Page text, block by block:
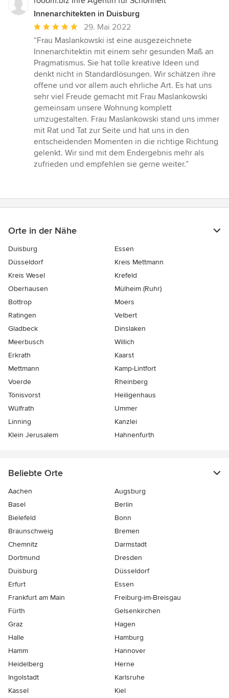
Innenarchitekten in Duisburg
Durchschnittliche
Bewertung:
5
von
5
Sternen
29. Mai 2022
“Frau Maslankowski ist eine ausgezeichnete
Innenarchitektin mit einem sehr gesunden Maß an
Pragmatismus. Sie hat tolle kreative Ideen und
denkt nicht in Standardlösungen. Wir schätzen ihre
offene und vor allem auch ehrliche Art. Es hat uns
sehr viel Freude gemacht mit Frau Maslankowski
gemeinsam unsere Wohnung komplett
umzugestalten. Frau Maslankowski stand uns immer
mit Rat und Tat zur Seite und hat uns in den
entscheidenden Momenten in die richtige Richtung
gelenkt. Wir sind mit dem Endergebnis mehr als
zufrieden und empfehlen sie gerne weiter.”
Orte in der Nähe
Duisburg
Essen
Düsseldorf
Kreis Mettmann
Kreis Wesel
Krefeld
Oberhausen
Mülheim (Ruhr)
Bottrop
Moers
Ratingen
Velbert
Gladbeck
Dinslaken
Meerbusch
Willich
Erkrath
Kaarst
Mettmann
Kamp-Lintfort
Voerde
Rheinberg
Tönisvorst
Heiligenhaus
Wülfrath
Ummer
Linning
Kanzlei
Klein Jerusalem
Hahnenfurth
Beliebte Orte
Aachen
Augsburg
Basel
Berlin
Bielefeld
Bonn
Braunschweig
Bremen
Chemnitz
Darmstadt
Dortmund
Dresden
Duisburg
Düsseldorf
Erfurt
Essen
Frankfurt am Main
Freiburg-im-Breisgau
Fürth
Gelsenkirchen
Graz
Hagen
Halle
Hamburg
Hamm
Hannover
Heidelberg
Herne
Ingolstadt
Karlsruhe
Kassel
Kiel